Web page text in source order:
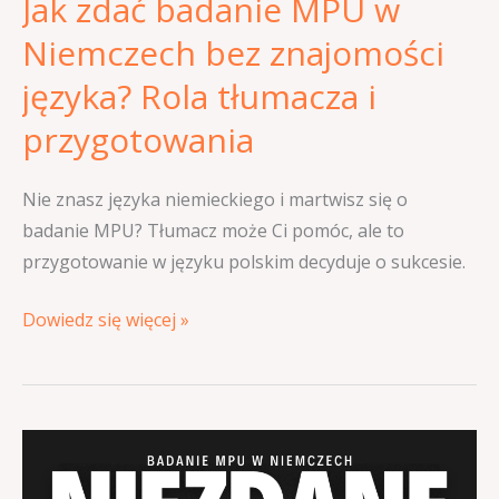
Jak zdać badanie MPU w
Niemczech bez znajomości
języka? Rola tłumacza i
przygotowania
Nie znasz języka niemieckiego i martwisz się o
badanie MPU? Tłumacz może Ci pomóc, ale to
przygotowanie w języku polskim decyduje o sukcesie.
tłumacza
przygotowania
Dowiedz się więcej »
badanie